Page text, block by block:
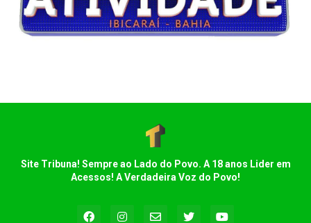
Site Tribuna! Sempre ao Lado do Povo. A 18 anos Lider em
Acessos! A Verdadeira Voz do Povo!